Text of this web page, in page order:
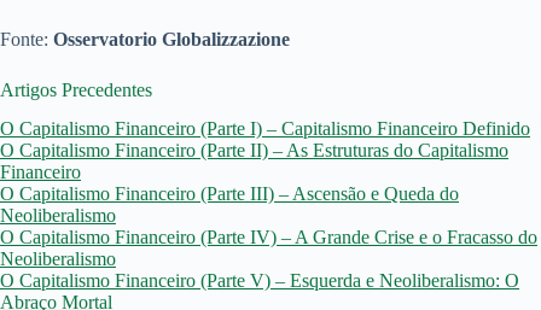
Fonte: Osservatorio Globalizzazione
Artigos Precedentes
O Capitalismo Financeiro (Parte I) – Capitalismo Financeiro Definido
O Capitalismo Financeiro (Parte II) – As Estruturas do Capitalismo
Financeiro
O Capitalismo Financeiro (Parte III) – Ascensão e Queda do
Neoliberalismo
O Capitalismo Financeiro (Parte IV) – A Grande Crise e o Fracasso do
Neoliberalismo
O Capitalismo Financeiro (Parte V) – Esquerda e Neoliberalismo: O
Abraço Mortal